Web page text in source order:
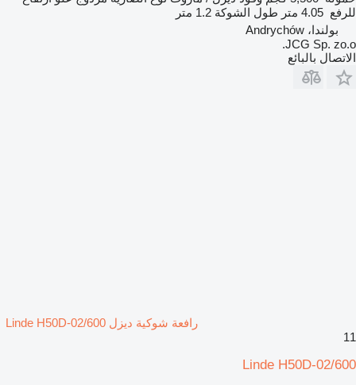
للرفع 4.05 متر طول الشوكة 1.2 متر
بولندا، Andrychów
JCG Sp. zo.o.
الاتصال بالبائع
رافعة شوكية ديزل Linde H50D-02/600
11
Linde H50D-02/600